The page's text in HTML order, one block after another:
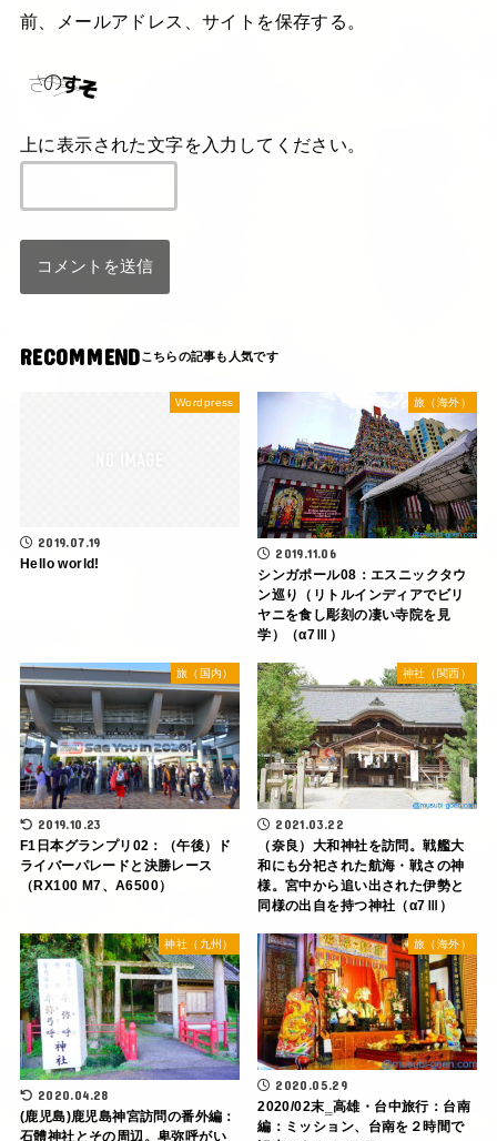
前、メールアドレス、サイトを保存する。
上に表示された文字を入力してください。
RECOMMEND
Wordpress
2019.07.19
Hello world!
旅（海外）
2019.11.06
シンガポール08：エスニックタウ
ン巡り（リトルインディアでビリ
ヤニを食し彫刻の凄い寺院を見
学）（α7Ⅲ）
旅（国内）
2019.10.23
F1日本グランプリ02：（午後）ド
ライバーパレードと決勝レース
（RX100 M7、A6500）
神社（関西）
2021.03.22
（奈良）大和神社を訪問。戦艦大
和にも分祀された航海・戦さの神
様。宮中から追い出された伊勢と
同様の出自を持つ神社（α7Ⅲ）
神社（九州）
2020.04.28
(鹿児島)鹿児島神宮訪問の番外編：
石體神社とその周辺。卑弥呼がい
旅（海外）
2020.05.29
2020/02末‗高雄・台中旅行：台南
編：ミッション、台南を２時間で